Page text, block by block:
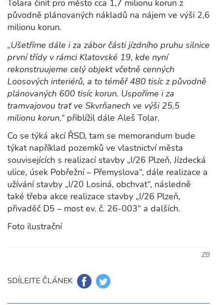
Tolara činit pro město cca 1,7 milionu korun z
původně plánovaných nákladů na nájem ve výši 2,6
milionu korun.
„Ušetříme dále i za zábor části jízdního pruhu silnice
první třídy v rámci Klatovské 19, kde nyní
rekonstruujeme celý objekt včetně cenných
Loosových interiérů, a to téměř 480 tisíc z původně
plánovaných 600 tisíc korun. Uspoříme i za
tramvajovou trať ve Skvrňanech ve výši 25,5
milionu korun,“ přiblížil dále Aleš Tolar.
Co se týká akcí ŘSD, tam se memorandum bude
týkat například pozemků ve vlastnictví města
souvisejících s realizací stavby „I/26 Plzeň, Jízdecká
ulice, úsek Pobřežní – Přemyslova“, dále realizace a
užívání stavby „I/20 Losiná, obchvat“, následně
také třeba akce realizace stavby „I/26 Plzeň,
přivaděč D5 – most ev. č. 26-003“ a dalších.
Foto ilustrační
ZB
SDÍLEJTE ČLÁNEK